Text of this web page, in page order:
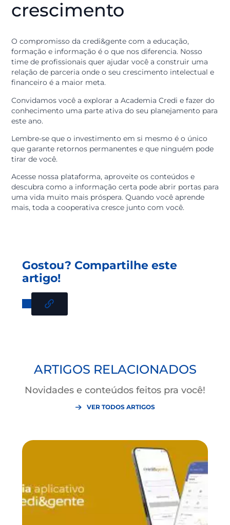
Outro ponto fundamental do quinto princípio é a
informação constante sobre segurança. Na Academia
como agir no ambiente digital.
Saber identificar umatentativa de golpeou entender
como funcionam as camadas de proteção dos
é uma parte vital da sua formação financeira
Ao compartilhar essas orientações, a credi&gente
protege seu dinheiro, assim como sua integridade e
tranquilidade. A informação correta é a barreira mais
eficiente contra qualquer ameaça externa.
Nosso compromisso
com o seu
crescimento
formação e informação é o que nos diferencia. Nosso
time de profissionais quer ajudar você a construir
relação de parceria onde o seu crescimento
financeiro é a maior meta.
Convidamos você a explorar a Academia Credi e fazer
que garante retornos permanentes e que ninguém
tirar de você.
Acesse nossa plataforma, aproveite os conteúdos e
mais, toda a cooperativa cresce junto com você.
Gostou? Compartilhe este
artigo!